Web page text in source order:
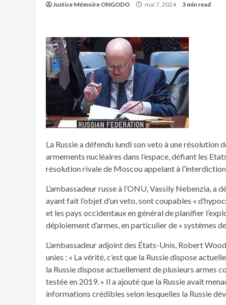
Justice Mémoire ONGODO mai 7, 2024 3 min read
La Russie a défendu lundi son veto à une résolution
armements nucléaires dans l’espace, défiant les
résolution rivale de Moscou appelant à
L’ambassadeur russe à l’ONU, Vassily Nebenzia,
ayant fait l’objet d’un veto, sont coupables «
et les pays occidentaux en général de planifier
déploiement d’armes, en particulier de « systèmes
L’ambassadeur adjoint des États-Unis, Robert
unies : « La vérité, c’est que la Russie dispose
la Russie dispose actuellement de plusieurs armes
testée en 2019. » Il a ajouté que la Russie avait
informations crédibles selon lesquelles la Russie